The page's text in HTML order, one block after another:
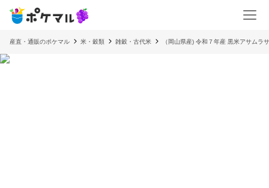
産直・通販のポケマル 米・穀類 雑穀・古代米 （岡山県産) 令和７年産 黒米アサムラ